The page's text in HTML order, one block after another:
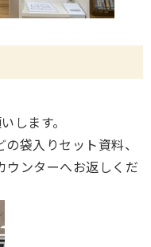
します。
袋入りセット資料、
ウンターへお返しくだ